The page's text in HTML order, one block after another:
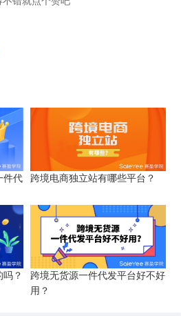
件代
跨境电商独立站有哪些平台？
？
跨境无货源一件代发平台好不好
用？